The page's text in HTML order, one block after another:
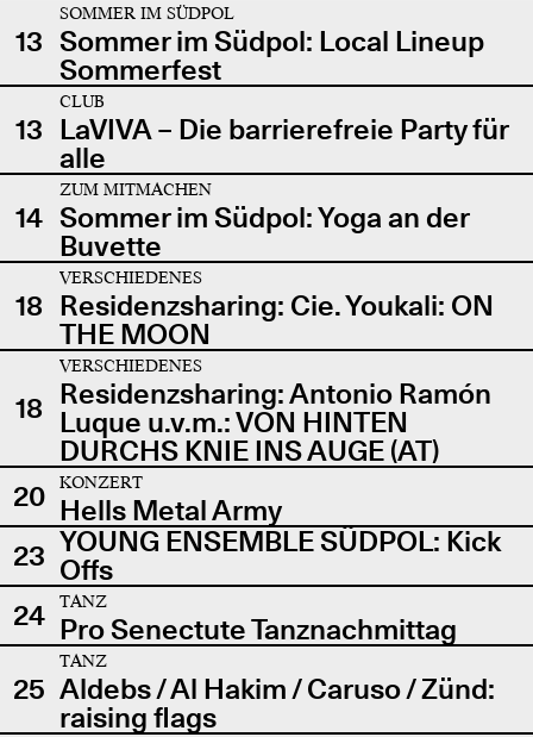
13
SOMMER IM SÜDPOL
Sommer im Südpol: Local Lineup
Sommerfest
13
CLUB
LaVIVA – Die barrierefreie Party für
alle
14
ZUM MITMACHEN
Sommer im Südpol: Yoga an der
Buvette
18
VERSCHIEDENES
Residenzsharing: Cie. Youkali: ON
THE MOON
18
VERSCHIEDENES
Residenzsharing: Antonio Ramón
Luque u.v.m.: VON HINTEN
DURCHS KNIE INS AUGE (AT)
20
KONZERT
Hells Metal Army
23 YOUNG ENSEMBLE SÜDPOL: Kick
Offs
24
TANZ
Pro Senectute Tanznachmittag
25
TANZ
Aldebs / Al Hakim / Caruso / Zünd:
raising flags